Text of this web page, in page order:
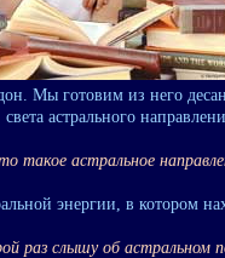
Мы готовим из него
света астрального
такое астральное
энергии, в котором
раз слышу об астральном